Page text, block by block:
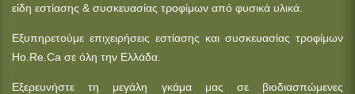
είδη εστίασης & συσκευασίας τροφίμων από φυσικά υλικά.
Εξυπηρετούμε επιχειρήσεις εστίασης και συσκευασίας τροφίμων
Ho.Re.Ca σε όλη την Ελλάδα.
Εξερευνήστε τη μεγάλη γκάμα μας σε βιοδιασπώμενες